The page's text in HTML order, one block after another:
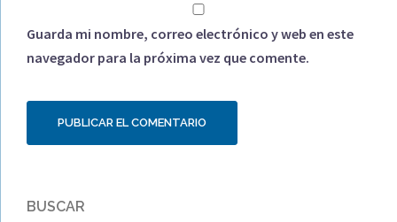
Guarda mi nombre, correo electrónico y web en este
navegador para la próxima vez que comente.
BUSCAR